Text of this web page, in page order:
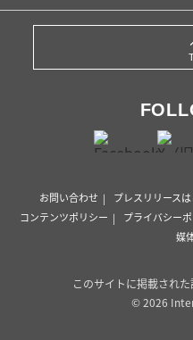
お問い合わせ プレスリリース
コンテンツポリシー
プライバシー
媒
このサイトに掲載された
© 2026